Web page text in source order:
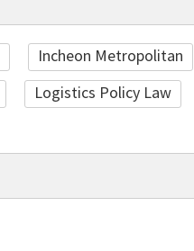
Incheon Metropolitan
Logistics Policy Law